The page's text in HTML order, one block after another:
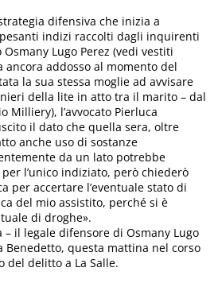
difensiva che inizia a
indizi raccolti dagli inquirenti
Lugo Perez (vedi vestiti
addosso al momento del
la sua stessa moglie ad avvisare
della lite in atto tra il marito – dal
Milliery), l’avvocato Pierluca
il dato che quella sera, oltre
anche uso di sostanze
da un lato potrebbe
l’unico indiziato, però chiederò
per accertare l’eventuale stato di
del mio assistito, perché si è
di droghe».
il legale difensore di Osmany Lugo
Benedetto, questa mattina nel corso
del delitto a La Salle.